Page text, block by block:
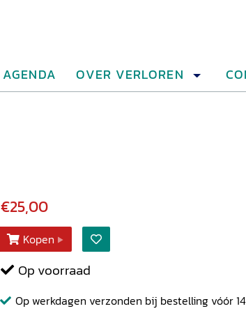
AGENDA OVER VERLOREN
€25,00
Kopen
Op voorraad
Op werkdagen verzonden bij bestelling vóór